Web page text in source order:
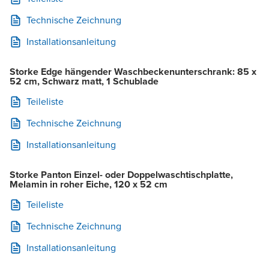
Technische Zeichnung
Installationsanleitung
Storke Edge hängender Waschbeckenunterschrank: 85 x
52 cm, Schwarz matt, 1 Schublade
Teileliste
Technische Zeichnung
Installationsanleitung
Storke Panton Einzel- oder Doppelwaschtischplatte,
Melamin in roher Eiche, 120 x 52 cm
Teileliste
Technische Zeichnung
Installationsanleitung